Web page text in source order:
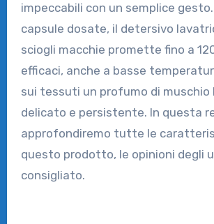
impeccabili con un semplice
capsule dosate, il detersivo
sciogli macchie promette fino a
efficaci, anche a basse
sui tessuti un profumo di muschio
delicato e persistente. In questa
approfondiremo tutte le
questo prodotto, le opinioni degli
consigliato.